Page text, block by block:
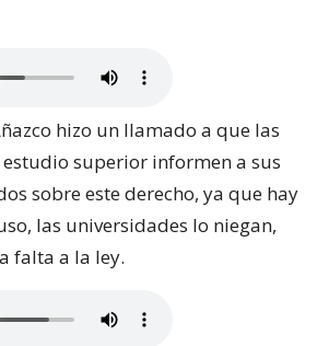
hizo un llamado a que las
superior informen a sus
sobre este derecho, ya que hay
las universidades lo niegan,
falta a la ley.